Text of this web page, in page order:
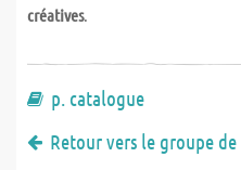
créatives.
p. catalogue
Retour vers le groupe